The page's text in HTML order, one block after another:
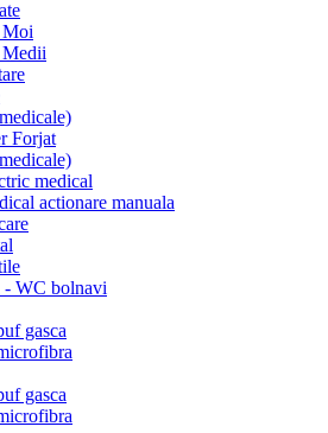
Moi
Medii
Forjat
medical
actionare manuala
- WC bolnavi
gasca
gasca